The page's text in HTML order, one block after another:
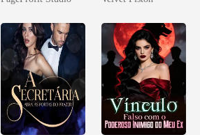
Inimigo Dele